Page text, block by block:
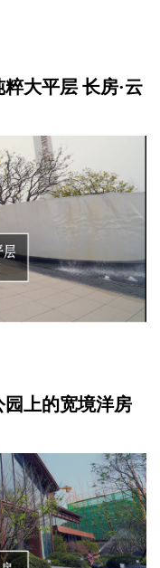
大平层 长房·云
上的宽境洋房